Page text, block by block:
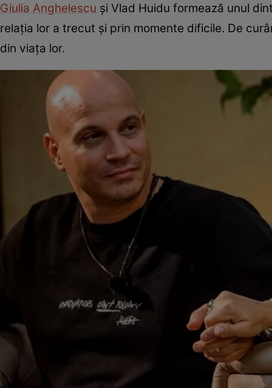
Giulia Anghelescu și Vlad Huidu formează unul
relația lor a trecut și prin momente dificile. De
din viața lor.